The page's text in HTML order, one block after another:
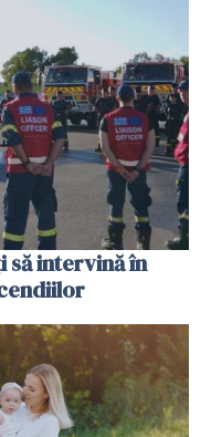
intervină în